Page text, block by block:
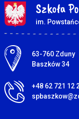
Szkoła
im.
Adres
63-760 Zduny
Baszków 34
+48 62 721 12